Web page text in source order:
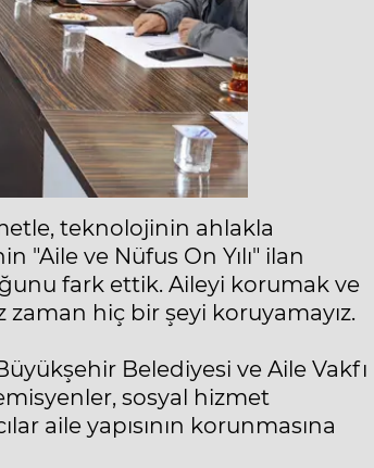
teknolojinin ahlakla
"Aile ve Nüfus On Yılı" ilan
fark ettik. Aileyi korumak ve
zaman hiç bir şeyi koruyamayız.
Belediyesi ve Aile Vakfı
sosyal hizmet
aile yapısının korunmasına